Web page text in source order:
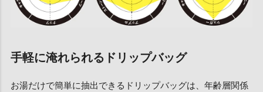
手軽に淹れられるドリップバッグ
お湯だけで簡単に抽出できるドリップバッグは、年齢層関係